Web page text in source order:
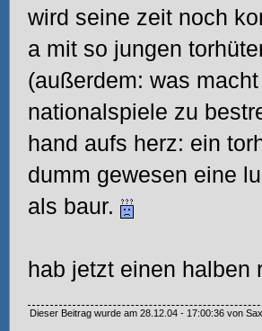
wird seine zeit noch
a mit so jungen
(außerdem: was
nationalspiele zu
hand aufs herz: ein
dumm gewesen eine
als baur.
hab jetzt einen halben
Dieser Beitrag wurde am 28.12.04 - 17:00:36 von